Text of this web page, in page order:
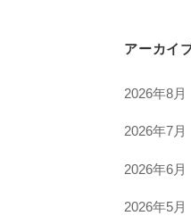
アーカイ
2026年8月
2026年7月
2026年6月
2026年5月